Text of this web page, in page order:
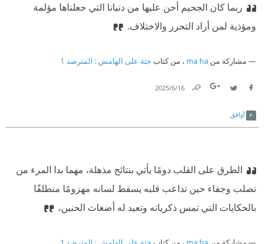
ربما كان الجحيم أحن عليها من دنيانا التي جعلناها مؤلمة
ومؤذية لمن أراد التحرر والاختلاف.
مشاركة من ma ha ، من كتاب جثة على الهامش⁩ : المترصد 1
16‏/6‏/2025
أوافق
الطرق على القلب دومًا يأتي بنتائج مذهلة، مهما بدا المرء من
تصلب وجفاء حين تداعب قلبه يسقط لسانه مهزومًا منطلقًا
بالحكايات التي تمس ذكرياته وتعيد له أضغاث الحنين،